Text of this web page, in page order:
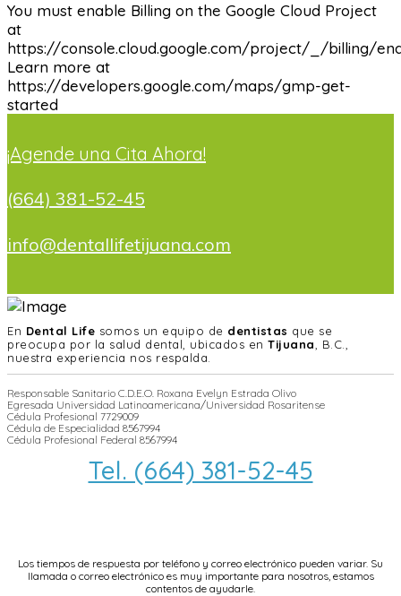
You must enable Billing on the Google Cloud Project
at
https://console.cloud.google.com/project/_/billing/
Learn more at
https://developers.google.com/maps/gmp-get-
started
¡Agende una Cita Ahora!
(664) 381-52-45
info@dentallifetijuana.com
En Dental Life somos un equipo de dentistas que se
preocupa por la salud dental, ubicados en Tijuana , B.C.,
nuestra experiencia nos respalda.
Responsable Sanitario C.D.E.O. Roxana Evelyn Estrada Olivo
Egresada Universidad Latinoamericana/Universidad Rosaritense
Cédula Profesional 7729009
Cédula de Especialidad 8567994
Cédula Profesional Federal 8567994
Tel. (664) 381-52-45
Los tiempos de respuesta por teléfono y correo electrónico pueden variar. Su
llamada o correo electrónico es muy importante para nosotros, estamos
contentos de ayudarle.